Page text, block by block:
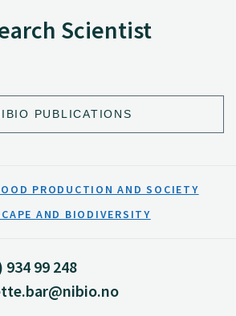
Scientist
PUBLICATIONS
PRODUCTION AND SOCIETY
AND BIODIVERSITY
934 99 248